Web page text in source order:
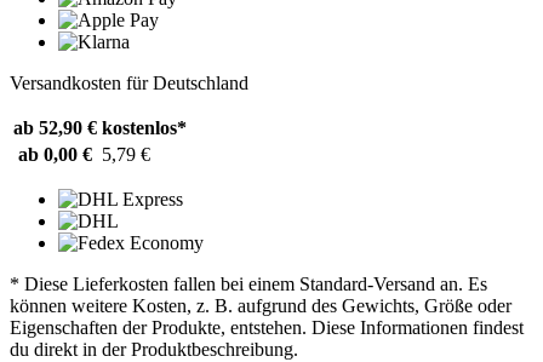
Versandkosten für Deutschland
ab 52,90 € kostenlos*
ab 0,00 € 5,79 €
* Diese Lieferkosten fallen bei einem Standard-Versand an. Es
können weitere Kosten, z. B. aufgrund des Gewichts, Größe oder
Eigenschaften der Produkte, entstehen. Diese Informationen findest
du direkt in der Produktbeschreibung.